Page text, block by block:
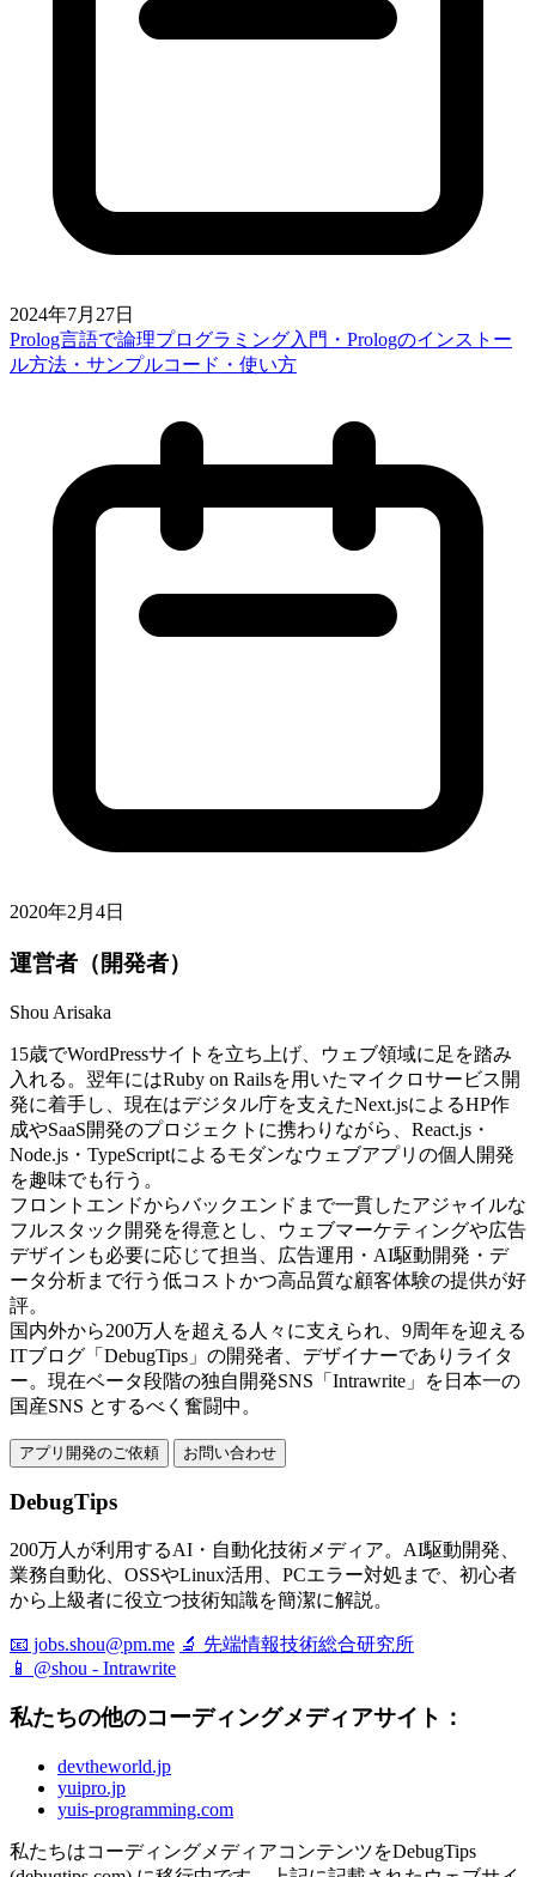
2024年7月27日
Prolog言語で論理プログラミング入門・Prologのインストー
ル方法・サンプルコード・使い方
2020年2月4日
運営者（開発者）
Shou Arisaka
15歳でWordPressサイトを立ち上げ、ウェブ領域に足を踏み
入れる。翌年にはRuby on Railsを用いたマイクロサービス開
発に着手し、現在はデジタル庁を支えたNext.jsによるHP作
成やSaaS開発のプロジェクトに携わりながら、React.js・
Node.js・TypeScriptによるモダンなウェブアプリの個人開発
を趣味でも行う。
フロントエンドからバックエンドまで一貫したアジャイルな
フルスタック開発を得意とし、ウェブマーケティングや広告
デザインも必要に応じて担当、広告運用・AI駆動開発・デ
ータ分析まで行う低コストかつ高品質な顧客体験の提供が好
評。
国内外から200万人を超える人々に支えられ、9周年を迎える
ITブログ「DebugTips」の開発者、デザイナーでありライタ
ー。現在ベータ段階の独自開発SNS「Intrawrite」を日本一の
国産SNS とするべく奮闘中。
アプリ開発のご依頼 お問い合わせ
DebugTips
200万人が利用するAI・自動化技術メディア。AI駆動開発、
業務自動化、OSSやLinux活用、PCエラー対処まで、初心者
から上級者に役立つ技術知識を簡潔に解説。
📧 jobs.shou@pm.me 🔬 先端情報技術総合研究所
📱 @shou - Intrawrite
私たちの他のコーディングメディアサイト：
devtheworld.jp
yuipro.jp
yuis-programming.com
私たちはコーディングメディアコンテンツをDebugTips